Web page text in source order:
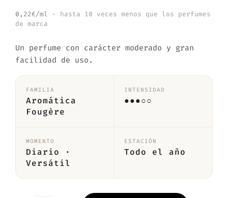
0,22€/ml
· hasta 10 veces menos que los perfumes
de marca
Un perfume con carácter moderado y gran
facilidad de uso.
FAMILIA
Aromática
Fougère
INTENSIDAD
●●●○○
MOMENTO
Diario ·
Versátil
ESTACIÓN
Todo el año